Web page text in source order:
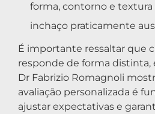
forma, contorno e textura
inchaço praticamente
É importante ressaltar que
responde de forma distinta,
Dr Fabrizio Romagnoli
avaliação personalizada é
ajustar expectativas e